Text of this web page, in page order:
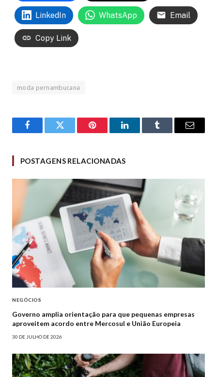
LinkedIn WhatsApp Email
Copy Link
moda pernambucana
FacebookTwitter Pinterest LinkedInTumblr Email
POSTAGENS RELACIONADAS
NEGÓCIOS
Governo amplia orientação para que pequenas empresas
aproveitem acordo entre Mercosul e União Europeia
30 DE JULHO DE 2026